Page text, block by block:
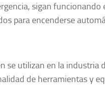
sigan funcionando
para encenderse
se utilizan en la industria
de herramientas y